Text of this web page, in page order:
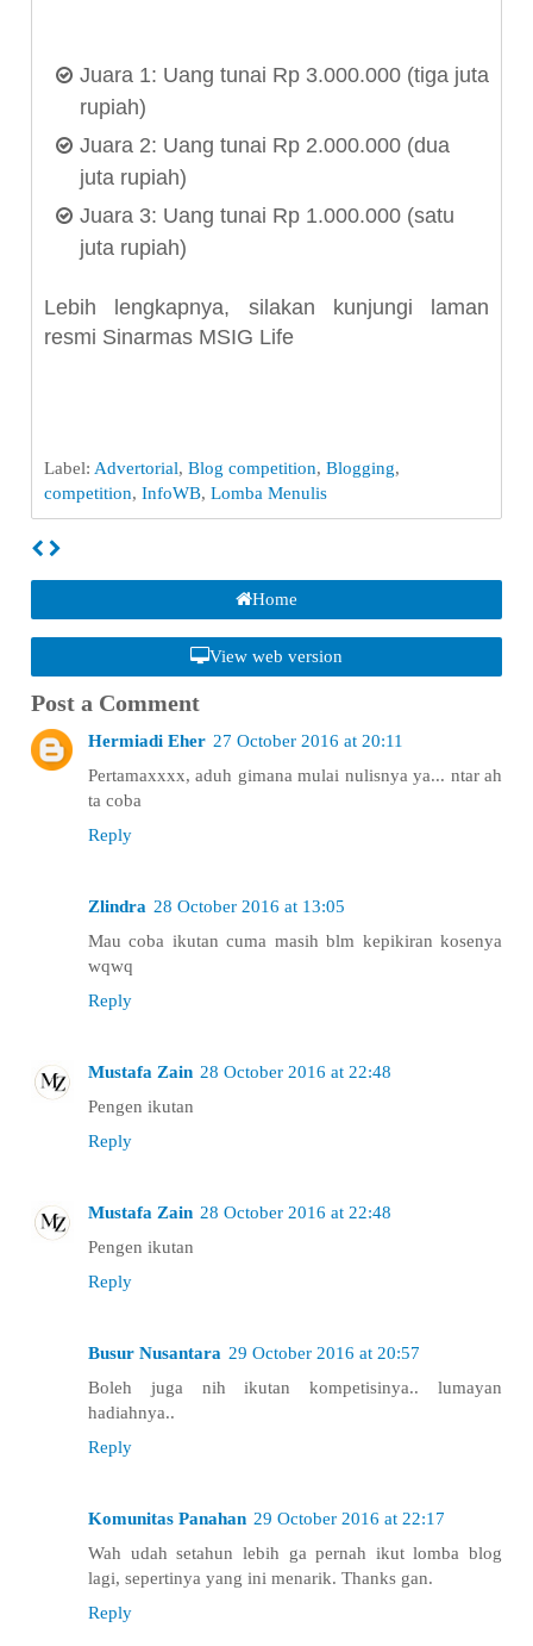
Juara 1: Uang tunai Rp 3.000.000 (tiga juta
rupiah)
Juara 2: Uang tunai Rp 2.000.000 (dua
juta rupiah)
Juara 3: Uang tunai Rp 1.000.000 (satu
juta rupiah)
Lebih lengkapnya, silakan kunjungi laman
resmi Sinarmas MSIG Life
Label: Advertorial, Blog competition, Blogging,
competition, InfoWB, Lomba Menulis
Home
View web version
Post a Comment
Hermiadi Eher 27 October 2016 at 20:11
Pertamaxxxx, aduh gimana mulai nulisnya ya... ntar ah
ta coba
Reply
Zlindra 28 October 2016 at 13:05
Mau coba ikutan cuma masih blm kepikiran kosenya
wqwq
Reply
Mustafa Zain 28 October 2016 at 22:48
Pengen ikutan
Reply
Mustafa Zain 28 October 2016 at 22:48
Pengen ikutan
Reply
Busur Nusantara 29 October 2016 at 20:57
Boleh juga nih ikutan kompetisinya.. lumayan
hadiahnya..
Reply
Komunitas Panahan 29 October 2016 at 22:17
Wah udah setahun lebih ga pernah ikut lomba blog
lagi, sepertinya yang ini menarik. Thanks gan.
Reply